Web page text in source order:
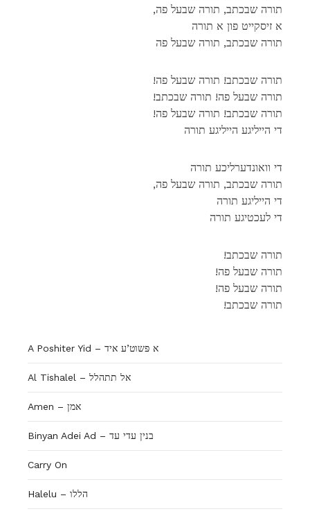
,תורה שבכתב, תורה שבעל פה
א זיסקייט פון א תורה
תורה שבכתב, תורה שבעל פה
!תורה שבכתב! תורה שבעל פה
!תורה שבעל פה! תורה שבכתב
!תורה שבכתב! תורה שבעל פה
די הייליגע הייליגע תורה
די וואונדערליכע תורה
,תורה שבכתב, תורה שבעל פה
די הייליגע תורה
די לעכטיגע תורה
!תורה שבכתב
!תורה שבעל פה
!תורה שבעל פה
!תורה שבכתב
A Poshiter Yid – א פּשוט’ע איד
Al Tishalel – אל תתהלל
Amen – אמן
Binyan Adei Ad – בנין עדי עד
Carry On
Halelu – הללו